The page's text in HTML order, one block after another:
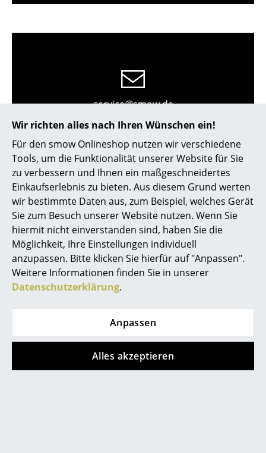
Wir richten alles nach Ihren Wünschen ein!
Für den smow Onlineshop nutzen wir verschiedene
Tools, um die Funktionalität unserer Website für Sie
zu verbessern und Ihnen ein maßgeschneidertes
Einkaufserlebnis zu bieten. Aus diesem Grund werten
wir bestimmte Daten aus, zum Beispiel, welches Gerät
Sie zum Besuch unserer Website nutzen. Wenn Sie
hiermit nicht einverstanden sind, haben Sie die
Möglichkeit, Ihre Einstellungen individuell
anzupassen. Bitte klicken Sie hierfür auf "Anpassen".
Weitere Informationen finden Sie in unserer
Datenschutzerklärung.
Anpassen
Alles akzeptieren
Licht
Hängeleuchten & Deckenleuchten
Stehleuchten & Leseleuchten
Bodenleuchten
Wandleuchten
Outdoor-Leuchten
Akkuleuchten
... alle Leuchten
Betten
Doppelbetten
Kinderbetten
Nachttische & Bettzubehör
service@smow.de
Store vor Ort kontaktieren